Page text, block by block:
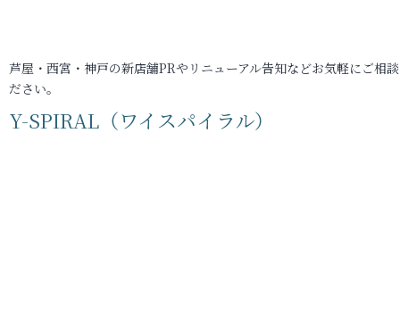
芦屋・西宮・神戸の新店舗PRやリニューアル告知などお気軽にご相
ださい。
Y-SPIRAL（ワイスパイラル）